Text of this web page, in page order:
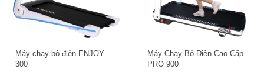
Máy chạy bộ điện ENJOY
300
Máy Chạy Bộ Điện Cao Cấp
PRO 900